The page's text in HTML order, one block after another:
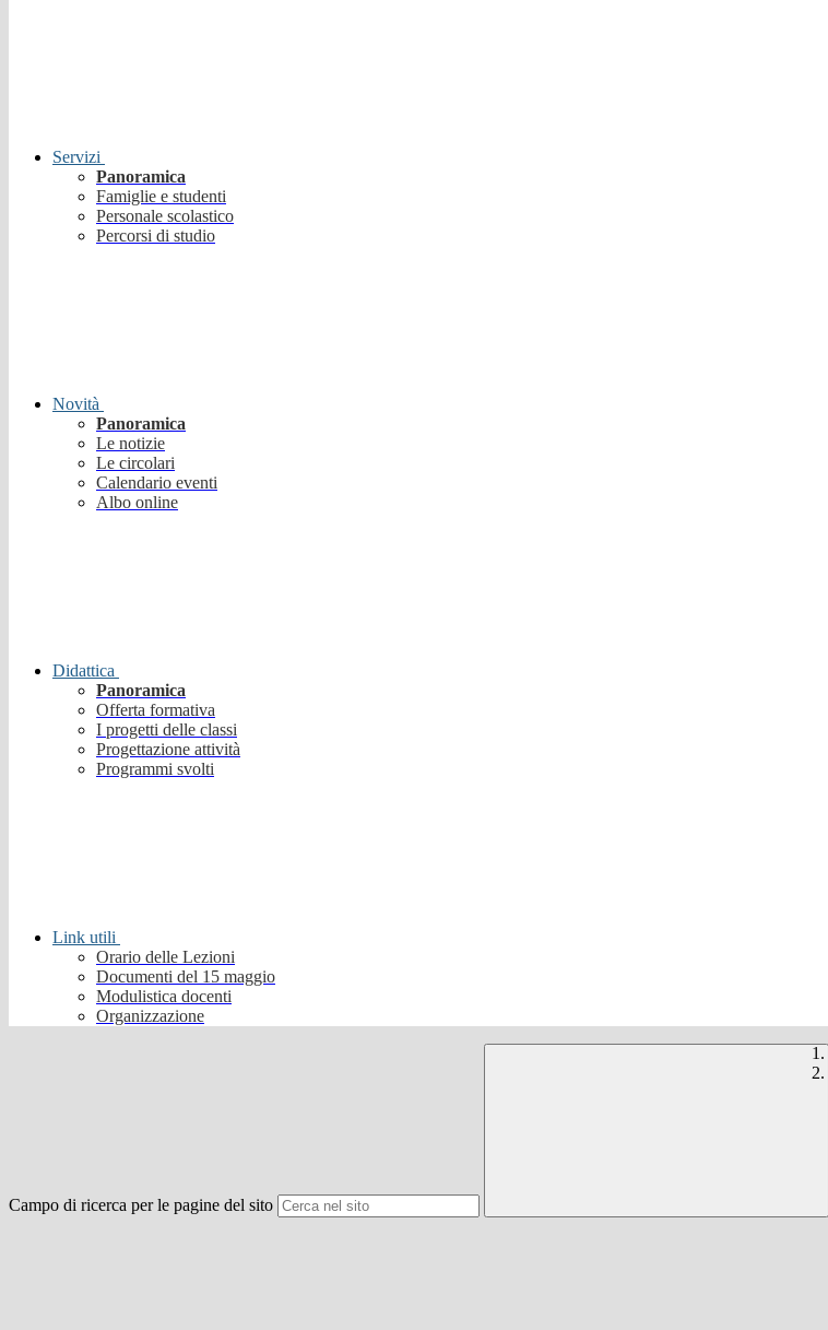
Servizi
Panoramica
Famiglie e studenti
Personale scolastico
Percorsi di studio
Novità
Panoramica
Le notizie
Le circolari
Calendario eventi
Albo online
Didattica
Panoramica
Offerta formativa
I progetti delle classi
Progettazione attività
Programmi svolti
Link utili
Orario delle Lezioni
Documenti del 15 maggio
Modulistica docenti
Organizzazione
Campo di ricerca per le pagine del sito